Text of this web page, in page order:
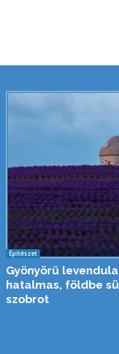
Építészet
Gyönyörű
hatalmas, földbe
szobrot